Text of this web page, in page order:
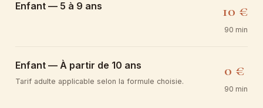
Enfant — 5 à 9 ans 10 €
90 min
Enfant — À partir de 10 ans
Tarif adulte applicable selon la formule choisie.
0 €
90 min